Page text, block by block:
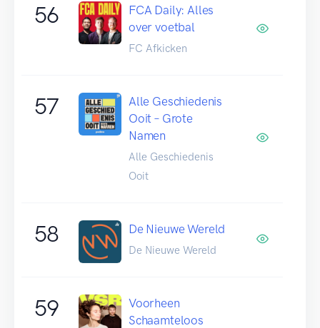
56
FCA Daily: Alles
over voetbal
FC Afkicken
57
Alle Geschiedenis
Ooit – Grote
Namen
Alle Geschiedenis
Ooit
58 De Nieuwe Wereld
De Nieuwe Wereld
59
Voorheen
Schaamteloos